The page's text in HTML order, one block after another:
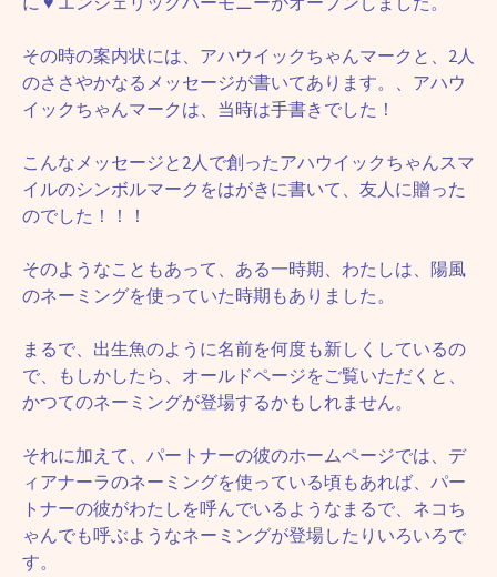
その時の案内状には、アハウイックちゃんマークと、2人
のささやかなるメッセージが書いてあります。、アハウ
イックちゃんマークは、当時は手書きでした！
こんなメッセージと2人で創ったアハウイックちゃんスマ
イルのシンボルマークをはがきに書いて、友人に贈った
のでした！！！
そのようなこともあって、ある一時期、わたしは、陽風
のネーミングを使っていた時期もありました。
まるで、出生魚のように名前を何度も新しくしているの
で、もしかしたら、オールドページをご覧いただくと、
かつてのネーミングが登場するかもしれません。
それに加えて、パートナーの彼のホームページでは、デ
ィアナーラのネーミングを使っている頃もあれば、パー
トナーの彼がわたしを呼んでいるようなまるで、ネコち
ゃんでも呼ぶようなネーミングが登場したりいろいろで
す。